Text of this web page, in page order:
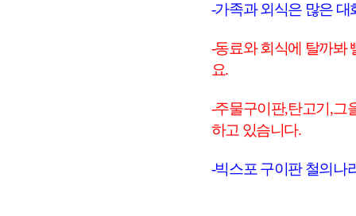
-가족과 외식은 많은
-동료와 회식에 탈까봐
요.
-주물구이판,탄고기,그
하고 있슴니다.
-빅스포 구이판 철의나